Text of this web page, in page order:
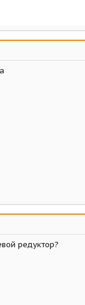
i-korichnevaja-tkan-dlja-
редуктор?